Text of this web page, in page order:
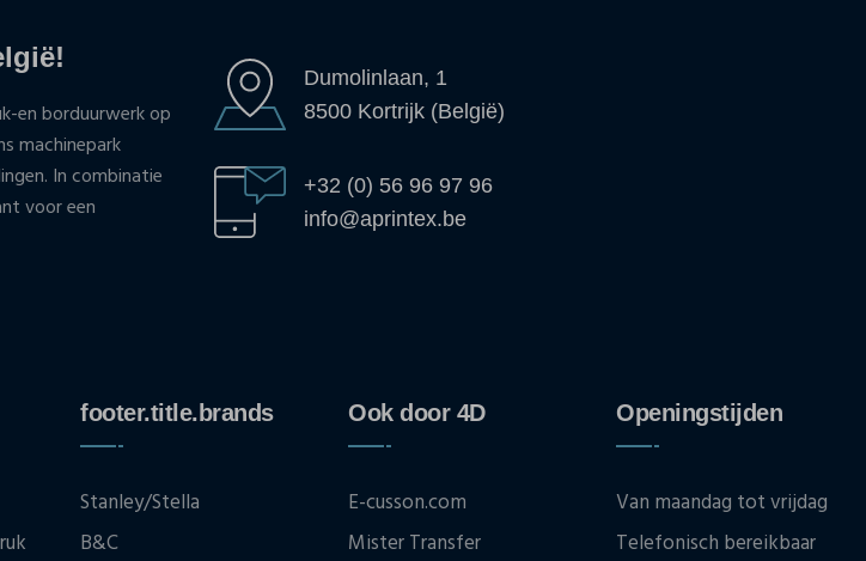
en borduurwerk op
machinepark
In combinatie
voor een
Dumolinlaan, 1
8500 Kortrijk (België)
+32 (0) 56 96 97 96
info@aprintex.be
footer.title.brands
Stanley/Stella
B&C
Ook door 4D
E-cusson.com
Mister Transfer
Openingstijden
Van maandag tot vrijdag
Telefonisch bereikbaar